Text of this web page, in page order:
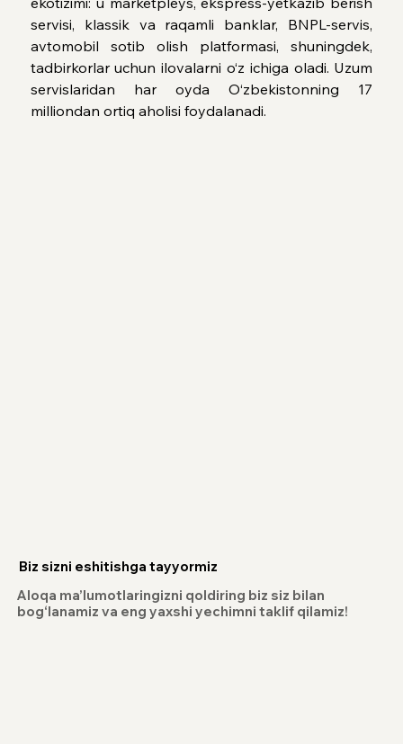
servisi, klassik va raqamli banklar, BNPL-servis,
avtomobil sotib olish platformasi, shuningdek,
tadbirkorlar uchun ilovalarni o‘z ichiga oladi. Uzum
servislaridan har oyda O‘zbekistonning 17
milliondan ortiq aholisi foydalanadi.
Biz sizni eshitishga tayyormiz
Aloqa ma’lumotlaringizni qoldiring biz siz bilan
bog‘lanamiz va eng yaxshi yechimni taklif qilamiz!